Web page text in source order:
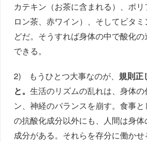
カテキン（お茶に含まれる）、ポ
ロン茶、赤ワイン）、そしてビタ
どだ。そうすれば身体の中で酸化
できる。
2) もうひとつ大事なのが、 規則正
と。生活のリズムの乱れは、身体
ン、神経のバランスを崩す。食事
の抗酸化成分以外にも、人間は身
成分がある。それらを存分に働か